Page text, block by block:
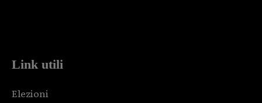
Link utili
Elezioni